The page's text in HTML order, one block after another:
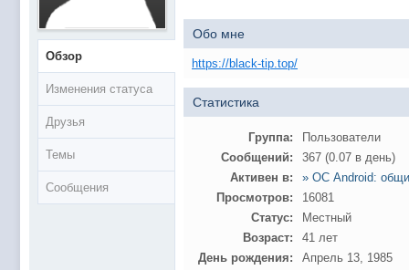
Обзор
Изменения статуса
Друзья
Темы
Сообщения
Обо мне
https://black-tip.top/
Статистика
Группа:
Пользователи
Сообщений:
367 (0.07 в день)
Активен в:
» ОС Android:
Просмотров:
16081
Статус:
Местный
Возраст:
41 лет
День рождения:
Апрель 13, 1985